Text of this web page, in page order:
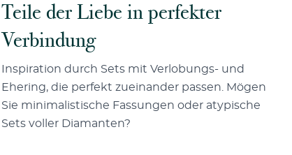
Teile der Liebe in perfekter
Verbindung
Inspiration durch Sets mit Verlobungs- und
Ehering, die perfekt zueinander passen. Mögen
Sie minimalistische Fassungen oder atypische
Sets voller Diamanten?